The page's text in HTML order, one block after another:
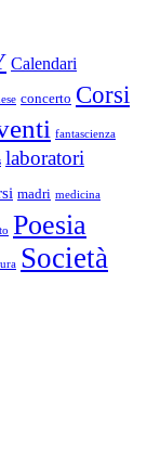
Calendari
concerto Corsi
fantascienza
laboratori
madri medicina
Poesia
Società